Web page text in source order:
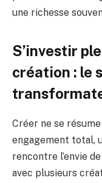
une richesse
S’investir
création : le
Créer ne se
engagement total,
rencontre l’envie
avec plusieurs